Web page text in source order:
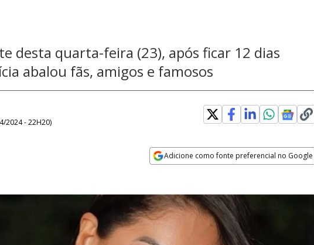
desta quarta-feira (23), após ficar 12 dias
abalou fãs, amigos e famosos
2024 - 22H20)
Adicione como fonte preferencial no Google